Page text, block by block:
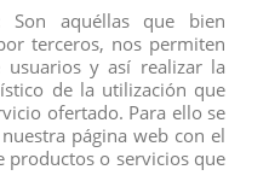
SCHNAUZER MINIATURA
Son aquéllas que bien
terceros, nos permiten
y así realizar la
de la utilización que
ofertado. Para ello se
página web con el
o servicios que